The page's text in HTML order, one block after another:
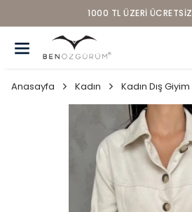
1000 TL ÜZERI
Anasayfa Kadın Kadın Dış Giyim